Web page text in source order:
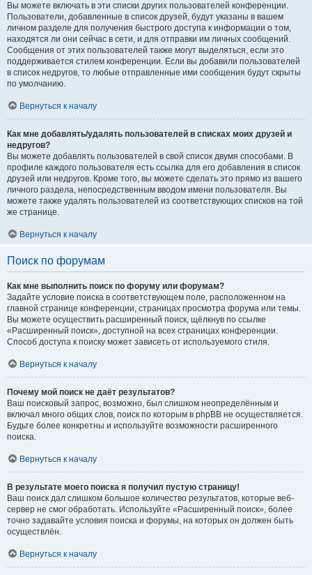
Вы можете включать в эти списки других пользователей конференции.
Пользователи, добавленные в список друзей, будут указаны в вашем
личном разделе для получения быстрого доступа к информации о том,
находятся ли они сейчас в сети, и для отправки им личных сообщений.
Сообщения от этих пользователей также могут выделяться, если это
поддерживается стилем конференции. Если вы добавили пользователей
в список недругов, то любые отправленные ими сообщения будут скрыты
по умолчанию.
Вернуться к началу
Как мне добавлять/удалять пользователей в списках моих друзей и
недругов?
Вы можете добавлять пользователей в свой список двумя способами. В
профиле каждого пользователя есть ссылка для его добавления в список
друзей или недругов. Кроме того, вы можете сделать это прямо из вашего
личного раздела, непосредственным вводом имени пользователя. Вы
можете также удалять пользователей из соответствующих списков на той
же странице.
Вернуться к началу
Поиск по форумам
Как мне выполнить поиск по форуму или форумам?
Задайте условие поиска в соответствующем поле, расположенном на
главной странице конференции, страницах просмотра форума или темы.
Вы можете осуществить расширенный поиск, щёлкнув по ссылке
«Расширенный поиск», доступной на всех страницах конференции.
Способ доступа к поиску может зависеть от используемого стиля.
Вернуться к началу
Почему мой поиск не даёт результатов?
Ваш поисковый запрос, возможно, был слишком неопределённым и
включал много общих слов, поиск по которым в phpBB не осуществляется.
Будьте более конкретны и используйте возможности расширенного
поиска.
Вернуться к началу
В результате моего поиска я получил пустую страницу!
Ваш поиск дал слишком большое количество результатов, которые веб-
сервер не смог обработать. Используйте «Расширенный поиск», более
точно задавайте условия поиска и форумы, на которых он должен быть
осуществлён.
Вернуться к началу